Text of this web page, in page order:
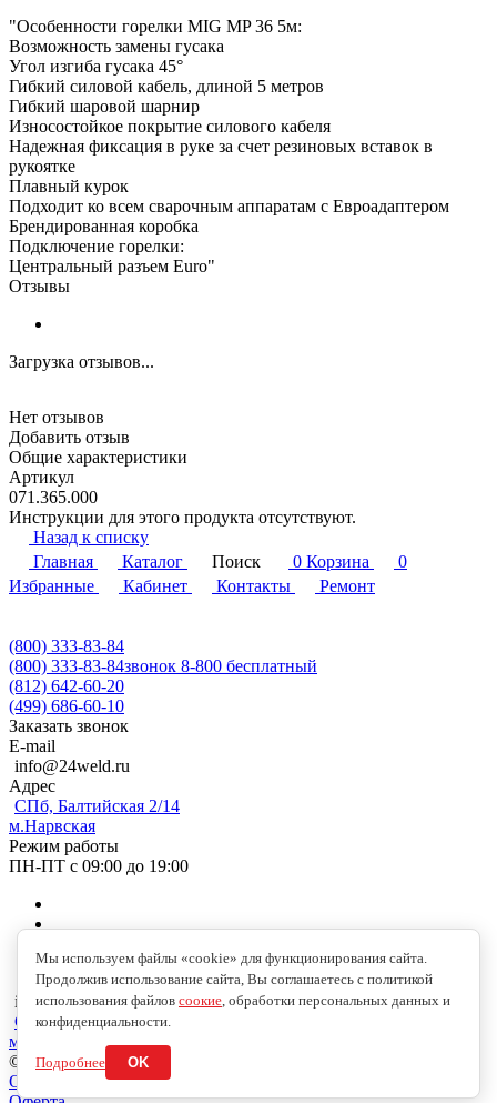
"Особенности горелки MIG MP 36 5м:
Возможность замены гусака
Угол изгиба гусака 45°
Гибкий силовой кабель, длиной 5 метров
Гибкий шаровой шарнир
Износостойкое покрытие силового кабеля
Надежная фиксация в руке за счет резиновых вставок в
рукоятке
Плавный курок
Подходит ко всем сварочным аппаратам с Евроадаптером
Брендированная коробка
Подключение горелки:
Центральный разъем Euro"
Отзывы
Загрузка отзывов...
Нет отзывов
Добавить отзыв
Общие характеристики
Артикул
071.365.000
Инструкции для этого продукта отсутствуют.
Назад к списку
Главная
Каталог Поиск 0 Корзина
0
Избранные
Кабинет Контакты Ремонт
(800) 333-83-84
(800) 333-83-84звонок 8-800 бесплатный
(812) 642-60-20
(499) 686-60-10
Заказать звонок
E-mail
info@24weld.ru
Адрес
СПб, Балтийская 2/14
м.Нарвская
Режим работы
ПН-ПТ с 09:00 до 19:00
info@24weld.ru
СПб, Балтийская 2/14
м.Нарвская
© 2026 Copyright © 2009-2026 //24WELD.RU//СВАРКА24//
Обработка персональных данных
Мы используем файлы «cookie» для функционирования сайта.
Продолжив использование сайта, Вы соглашаетесь с политикой
использования файлов соокие, обработки персональных данных и
конфиденциальности.
Подробнее OK